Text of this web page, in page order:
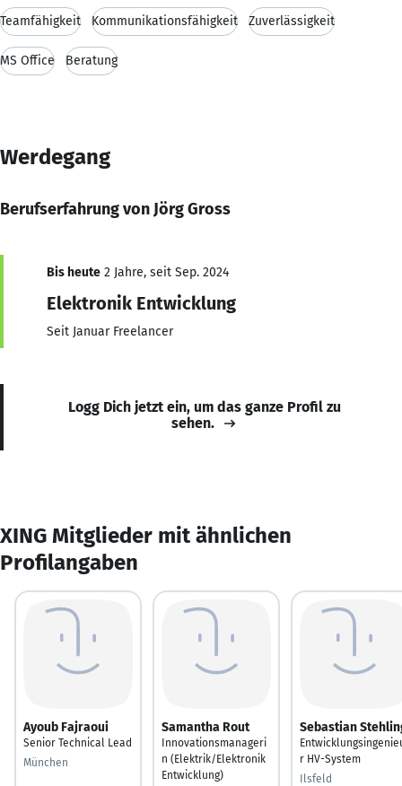
Teamfähigkeit Kommunikationsfähigkeit Zuverlässigkeit
MS Office Beratung
Werdegang
Berufserfahrung von Jörg Gross
Bis heute 2 Jahre, seit Sep. 2024
Elektronik Entwicklung
Seit Januar Freelancer
Logg Dich jetzt ein, um das ganze Profil zu
sehen.
XING Mitglieder mit ähnlichen
Profilangaben
Ayoub Fajraoui
Senior Technical Lead
München
Samantha Rout
Innovationsmanageri
n (Elektrik/Elektronik
Entwicklung)
Sebastian
r HV-System
Ilsfeld